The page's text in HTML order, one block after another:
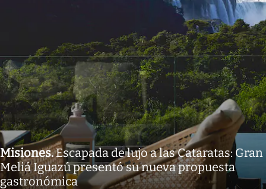
Misiones.Escapada de lujo a las Cataratas: Gran
Meliá Iguazú presentó su nueva propuesta
gastronómica